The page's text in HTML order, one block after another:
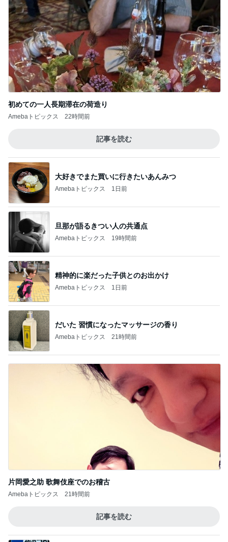
初めての一人長期滞在の荷造り
Amebaトピックス 22時間前
記事を読む
大好きでまた買いに行きたいあんみつ
Amebaトピックス 1日前
旦那が語るきつい人の共通点
Amebaトピックス 19時間前
精神的に楽だった子供とのお出かけ
Amebaトピックス 1日前
だいた 習慣になったマッサージの香り
Amebaトピックス 21時間前
片岡愛之助 歌舞伎座でのお稽古
Amebaトピックス 21時間前
記事を読む